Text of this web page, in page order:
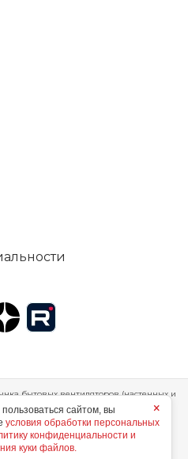
бытовых вентиляторов (настенных и
маркетинговых
Group, 2025 г. ERA Group (ООО «ЭРА»)
объему продаж и экспорту бытовых
выражении за 2024 год.
DISCOVERY RESEARCH Group.
×
сайтом, вы
условия обработки персональных
конфиденциальности и
куки файлов.